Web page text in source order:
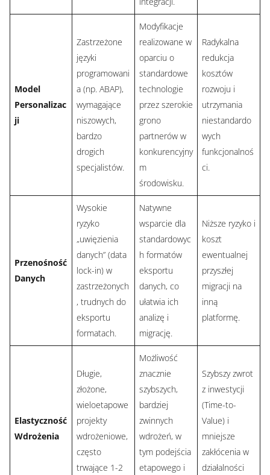
Model
Personalizac
ji
Zastrzeżone
języki
programowani
a (np. ABAP),
wymagające
niszowych,
bardzo
drogich
specjalistów.
Modyfikacje
realizowane w
oparciu o
standardowe
technologie
przez szerokie
grono
partnerów w
konkurencyjny
m
środowisku.
Radykalna
redukcja
kosztów
rozwoju i
utrzymania
niestandardo
wych
funkcjonalnoś
ci.
Przenośność
Danych
Wysokie
ryzyko
„uwięzienia
danych” (data
lock-in) w
zastrzeżonych
, trudnych do
eksportu
formatach.
Natywne
wsparcie dla
standardowyc
h formatów
eksportu
danych, co
ułatwia ich
analizę i
migrację.
Niższe ryzyko i
koszt
ewentualnej
przyszłej
migracji na
inną
platformę.
Elastyczność
Wdrożenia
Długie,
złożone,
wieloetapowe
projekty
wdrożeniowe,
często
trwające 1-2
Możliwość
znacznie
szybszych,
bardziej
zwinnych
wdrożeń, w
tym podejścia
etapowego i
Szybszy zwrot
z inwestycji
(Time-to-
Value) i
mniejsze
zakłócenia w
działalności